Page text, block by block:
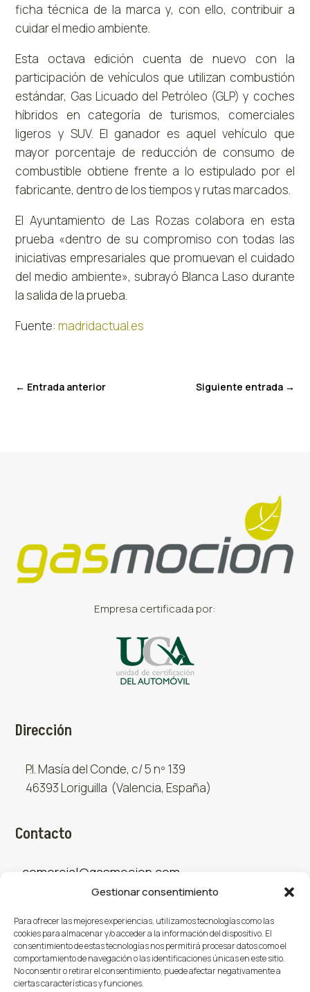
Gestionar consentimiento
Para ofrecer las mejores experiencias, utilizamos tecnologías como las
cookies para almacenar y/o acceder a la información del dispositivo. El
consentimiento de estas tecnologías nos permitirá procesar datos como el
comportamiento de navegación o las identificaciones únicas en este sitio.
No consentir o retirar el consentimiento, puede afectar negativamente a
ciertas características y funciones.
ficha técnica de la marca y, con ello, contribuir a
cuidar el medio ambiente.
Esta octava edición cuenta de nuevo con la
participación de vehículos que utilizan combustión
estándar, Gas Licuado del Petróleo (GLP) y coches
híbridos en categoría de turismos, comerciales
ligeros y SUV. El ganador es aquel vehículo que
mayor porcentaje de reducción de consumo de
combustible obtiene frente a lo estipulado por el
fabricante, dentro de los tiempos y rutas marcados.
El Ayuntamiento de Las Rozas colabora en esta
prueba «dentro de su compromiso con todas las
iniciativas empresariales que promuevan el cuidado
del medio ambiente», subrayó Blanca Laso durante
la salida de la prueba.
Fuente:madridactual.es
← Entrada anterior Siguiente entrada→
Empresa certificada por:
Dirección
P.I. Masía del Conde, c/ 5 nº 139
46393 Loriguilla (Valencia, España)
Contacto
comercial@gasmocion.com
Sociales